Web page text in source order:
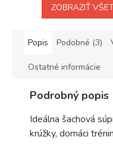
ZOBRAZIŤ
Popis Podobné (3)
Ostatné informácie
Podrobný popis
Ideálna šachová
krúžky, domáci